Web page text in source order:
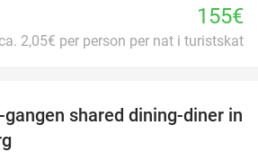
155€
2,05€ per person per nat i turistskat
36%
shared dining-diner in